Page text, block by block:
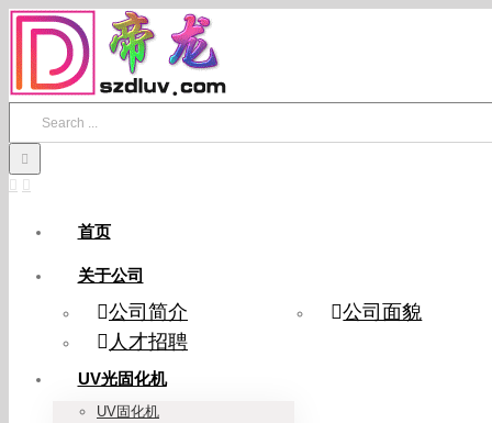
Skip
content
首页
关于公司
公司简介
公司面貌
人才招聘
UV光固化机
UV固化机